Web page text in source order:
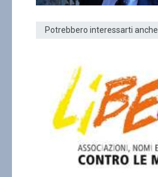
Potrebbero interessarti anche